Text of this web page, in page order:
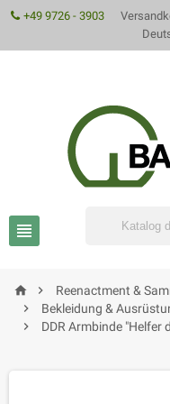
+49 9726 - 3903

  Reenactment &

Bekleidung &

DDR Armbinde "Helfer